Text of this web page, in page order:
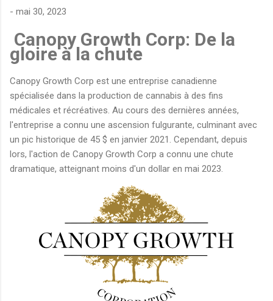
pour l ’intelligence artificielle , voitures électriques,
En clair : quand l’IA explose et que les data centers ont besoin
de toujours plus d’énergie, MPWR est l’un des grands
bénéficiaires. Ce matin du 26 avril 2026 , l’action se...
- mai 30, 2023
Canopy Growth Corp: De la
gloire à la chute
Canopy Growth Corp est une entreprise canadienne
spécialisée dans la production de cannabis à des fins
médicales et récréatives. Au cours des dernières années,
l'entreprise a connu une ascension fulgurante, culminant avec
un pic historique de 45 $ en janvier 2021. Cependant, depuis
lors, l'action de Canopy Growth Corp a connu une chute
dramatique, atteignant moins d'un dollar en mai 2023.